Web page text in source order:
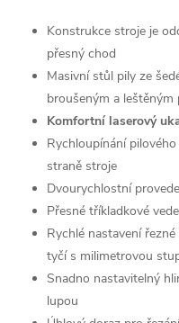
Konstrukce stroje je
přesný chod
Masivní stůl pily ze
broušeným a leštěným
Komfortní laserový
Rychloupínání
straně stroje
Dvourychlostní
Přesné tříkladkové
Rychlé nastavení
tyčí s milimetrovou
Snadno nastavitelný
lupou